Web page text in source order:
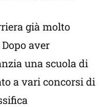
già molto
aver
una scuola di
a vari concorsi di